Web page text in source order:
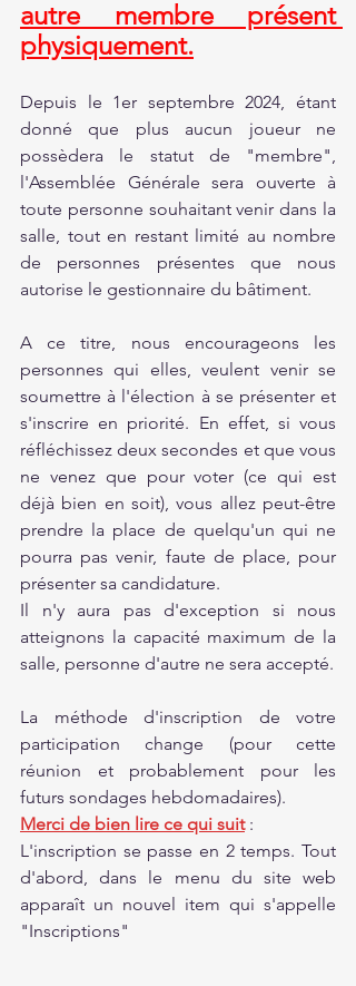
autre membre présent
physiquement.
Depuis le 1er septembre 2024, étant
donné que plus aucun joueur ne
possèdera le statut de "membre",
l'Assemblée Générale sera ouverte à
toute personne souhaitant venir dans la
salle, tout en restant limité au nombre
de personnes présentes que nous
autorise le gestionnaire du bâtiment.
A ce titre, nous encourageons les
personnes qui elles, veulent venir se
soumettre à l'élection à se présenter et
s'inscrire en priorité. En effet, si vous
réfléchissez deux secondes et que vous
ne venez que pour voter (ce qui est
déjà bien en soit), vous allez peut-être
prendre la place de quelqu'un qui ne
pourra pas venir, faute de place, pour
présenter sa candidature.
Il n'y aura pas d'exception si nous
atteignons la capacité maximum de la
salle, personne d'autre ne sera accepté.
La méthode d'inscription de votre
participation change (pour cette
réunion et probablement pour les
futurs sondages hebdomadaires).
Merci de bien lire ce qui suit :
L'inscription se passe en 2 temps. Tout
d'abord, dans le menu du site web
apparaît un nouvel item qui s'appelle
"Inscriptions"